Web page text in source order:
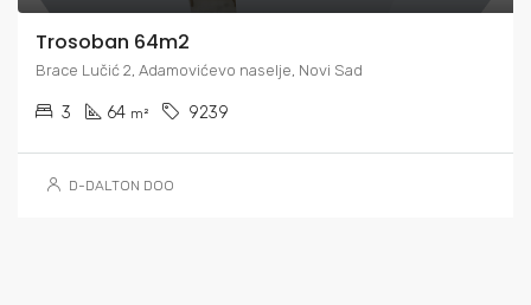
Trosoban 64m2
Brace Lučić 2, Adamovićevo naselje, Novi Sad
3 64 m² 9239
D-DALTON DOO